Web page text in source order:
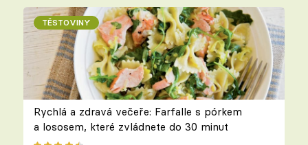
TĚSTOVINY
Rychlá a zdravá večeře: Farfalle s pórkem
a lososem, které zvládnete do 30 minut